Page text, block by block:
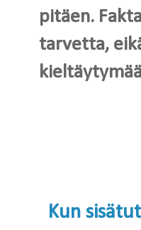
pitäen.
tarvetta,
Kun